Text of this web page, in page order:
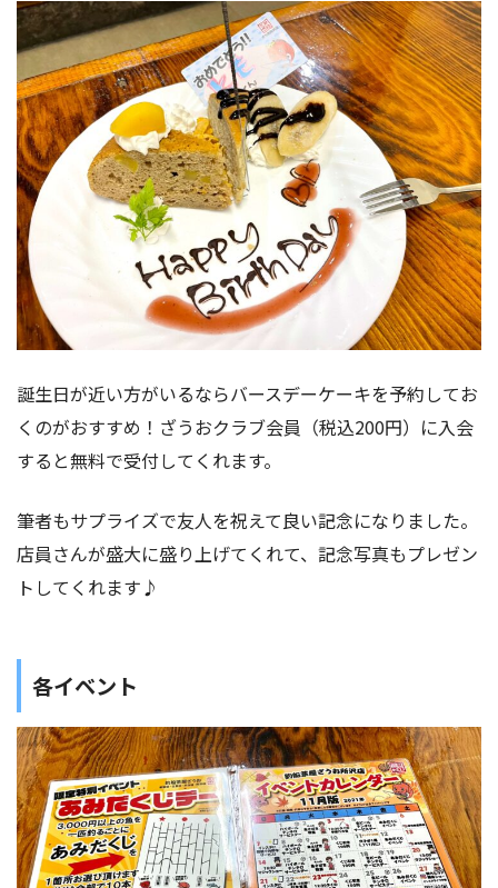
誕生日が近い方がいるならバースデーケーキを予約してお
くのがおすすめ！ざうおクラブ会員（税込200円）に入会
すると無料で受付してくれます。
筆者もサプライズで友人を祝えて良い記念になりました。
店員さんが盛大に盛り上げてくれて、記念写真もプレゼン
トしてくれます♪
各イベント